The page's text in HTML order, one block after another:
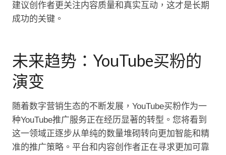
建议创作者更关注内容质量和真实互动，这才是长期
成功的关键。
未来趋势：YouTube买粉的
演变
随着数字营销生态的不断发展，YouTube买粉作为一
种YouTube推广服务正在经历显著的转型。您将看到
这一领域正逐步从单纯的数量堆砌转向更加智能和精
准的推广策略。平台和内容创作者正在寻求更加可靠